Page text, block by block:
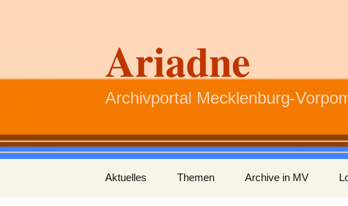
Ariadne
Archivportal Mecklenburg-
Inhalt
springen
Aktuelles Themen Archive in MV